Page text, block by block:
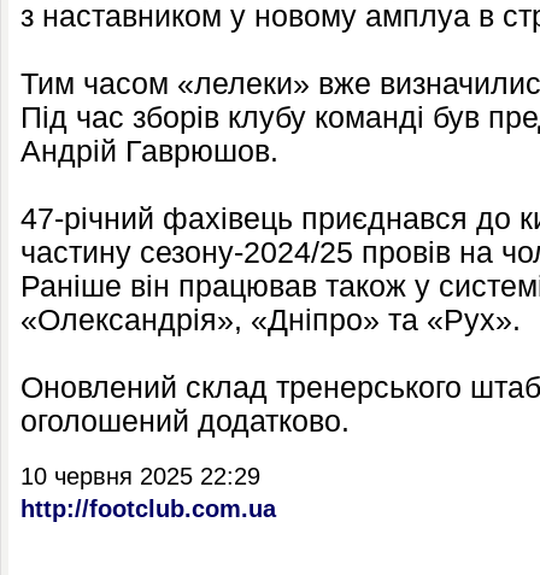
з наставником у новому амплуа в
Тим часом «лелеки» вже
Під час зборів клубу команді був
Андрій Гаврюшов.
47-річний фахівець приєднався до
частину сезону-2024/25 провів на
Раніше він працював також у
«Олександрія», «Дніпро» та «Рух».
Оновлений склад тренерського
оголошений додатково.
10 червня 2025 22:29
http://footclub.com.ua